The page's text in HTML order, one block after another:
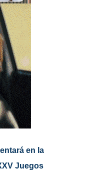
en la
Juegos